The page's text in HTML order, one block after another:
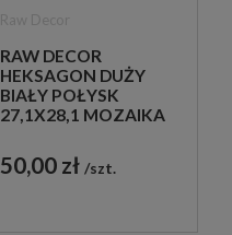
RAW DECOR
HEKSAGON DUŻY
BIAŁY POŁYSK
27,1X28,1 MOZAIKA
50,00 zł szt.